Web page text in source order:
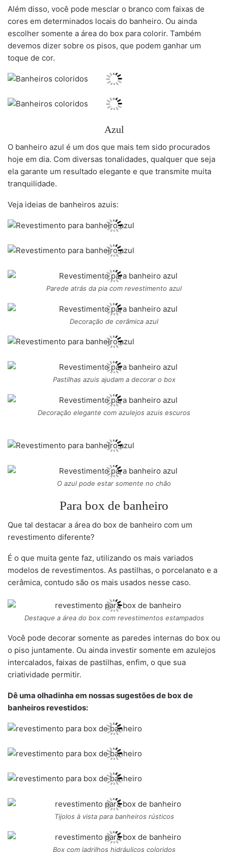
Além disso, você pode mesclar o branco com faixas de
cores em determinados locais do banheiro. Ou ainda
escolher somente a área do box para colorir. Também
devemos dizer sobre os pisos, que podem ganhar um
toque de cor.
Azul
O banheiro azul é um dos que mais tem sido procurados
hoje em dia. Com diversas tonalidades, qualquer que seja
ela garante um resultado elegante e que transmite muita
tranquilidade.
Veja ideias de banheiros azuis:
Parede atrás da pia com revestimento azul
Decoração de cerâmica azul
Pastilhas azuis ajudam a decorar o box
Decoração elegante com azulejos azuis escuros
O azul pode estar somente no chão
Para box de banheiro
Que tal destacar a área do box de banheiro com um
revestimento diferente?
É o que muita gente faz, utilizando os mais variados
modelos de revestimentos. As pastilhas, o porcelanato e a
cerâmica, contudo são os mais usados nesse caso.
Destaque a área do box com revestimentos estampados
Você pode decorar somente as paredes internas do box ou
o piso juntamente. Ou ainda investir somente em azulejos
intercalados, faixas de pastilhas, enfim, o que sua
criatividade permitir.
Dê uma olhadinha em nossas sugestões de box de
banheiros revestidos:
Tijolos à vista para banheiros rústicos
Box com ladrilhos hidráulicos coloridos